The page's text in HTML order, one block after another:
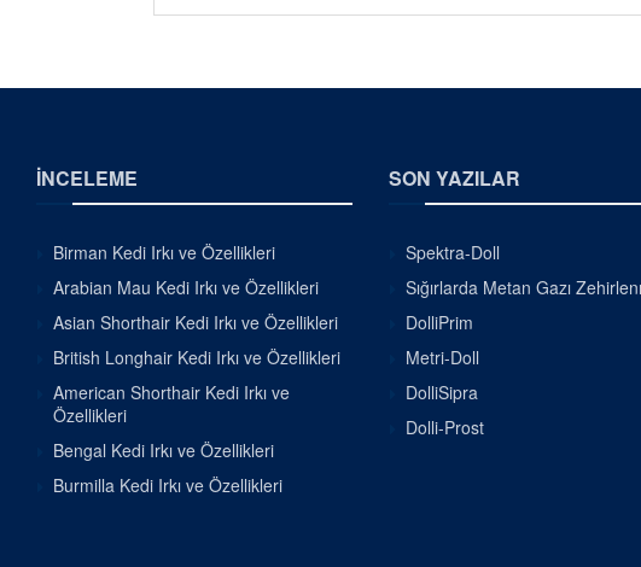
İNCELEME
Birman Kedi Irkı ve Özellikleri
Arabian Mau Kedi Irkı ve Özellikleri
Asian Shorthair Kedi Irkı ve Özellikleri
British Longhair Kedi Irkı ve Özellikleri
American Shorthair Kedi Irkı ve
Özellikleri
Bengal Kedi Irkı ve Özellikleri
Burmilla Kedi Irkı ve Özellikleri
SON YAZILAR
Spektra-Doll
Sığırlarda Metan Gazı
DolliPrim
Metri-Doll
DolliSipra
Dolli-Prost